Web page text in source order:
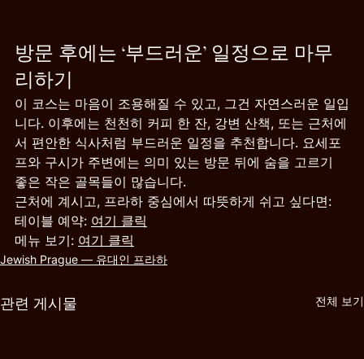
방문 후에는 ‘부드러운’ 일정으로 마무
리하기
이 코스는 마음이 조용해질 수 있고, 그건 자연스러운 일입
니다. 이후에는 천천히 커피 한 잔, 강변 산책, 또는 근처에
서 편안한 식사처럼 부드러운 일정을 추천합니다. 요세포
프와 구시가 주변에는 의미 있는 방문 뒤에 숨을 고르기
좋은 작은 골목들이 많습니다.
근처에 계시고, 프라하 중심에서 따뜻하게 쉬고 싶다면:
테이블 예약: 여기 클릭
메뉴 보기: 여기 클릭
Jewish Prague — 유대인 프라하
관련 게시물 전체 보기